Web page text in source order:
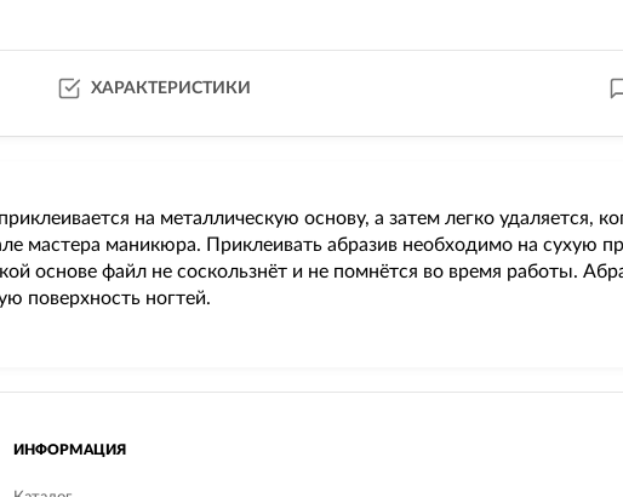
ХАРАКТЕРИСТИКИ
на металлическую основу, а затем легко удаляется,
мастера маникюра. Приклеивать абразив необходимо на сухую
основе файл не соскользнёт и не помнётся во время работы.
поверхность ногтей.
ИНФОРМАЦИЯ